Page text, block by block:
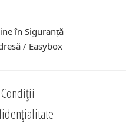
în Siguranță
/ Easybox